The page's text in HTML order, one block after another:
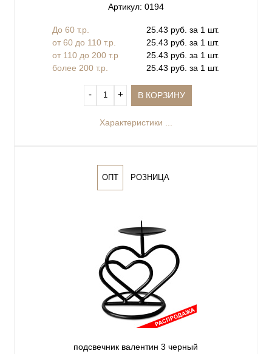
Артикул: 0194
До 60 т.р.
25.43 руб. за 1 шт.
от 60 до 110 т.р.
25.43 руб. за 1 шт.
от 110 до 200 т.р
25.43 руб. за 1 шт.
более 200 т.р.
25.43 руб. за 1 шт.
‐ + В КОРЗИНУ
Характеристики ...
ОПТ РОЗНИЦА
подсвечник валентин 3 черный